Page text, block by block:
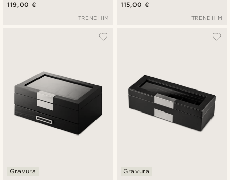
119,00 €
TRENDHIM
115,00 €
TRENDHIM
Gravura Gravura